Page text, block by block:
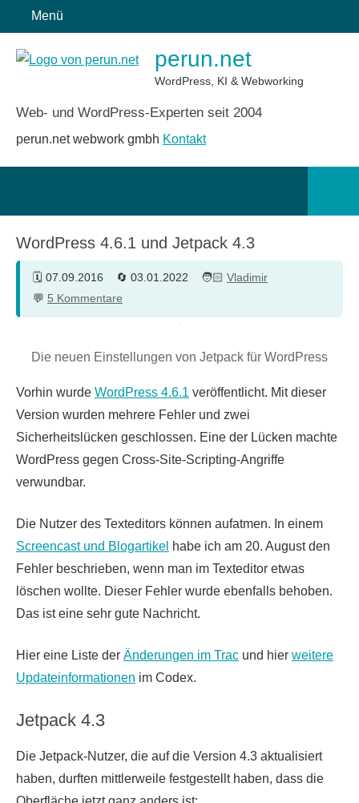
Inhalt
springen
Menü
perun.net
WordPress, KI & Webworking
Web- und WordPress-Experten seit 2004
perun.net webwork gmbh Kontakt
WordPress 4.6.1 und Jetpack 4.3
07.09.2016 03.01.2022
Vladimir
5 Kommentare
Die neuen Einstellungen von Jetpack für WordPress
Vorhin wurde WordPress 4.6.1 veröffentlicht. Mit dieser
Version wurden mehrere Fehler und zwei
Sicherheitslücken geschlossen. Eine der Lücken machte
WordPress gegen Cross-Site-Scripting-Angriffe
verwundbar.
Die Nutzer des Texteditors können aufatmen. In einem
Screencast und Blogartikel habe ich am 20. August den
Fehler beschrieben, wenn man im Texteditor etwas
löschen wollte. Dieser Fehler wurde ebenfalls behoben.
Das ist eine sehr gute Nachricht.
Hier eine Liste der Änderungen im Trac und hier weitere
Updateinformationen im Codex.
Jetpack 4.3
Die Jetpack-Nutzer, die auf die Version 4.3 aktualisiert
haben, durften mittlerweile festgestellt haben, dass die